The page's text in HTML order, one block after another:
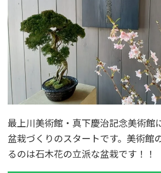
最上川美術館・真下慶治記念美術館
盆栽づくりのスタートです。美術館
るのは石木花の立派な盆栽です！！